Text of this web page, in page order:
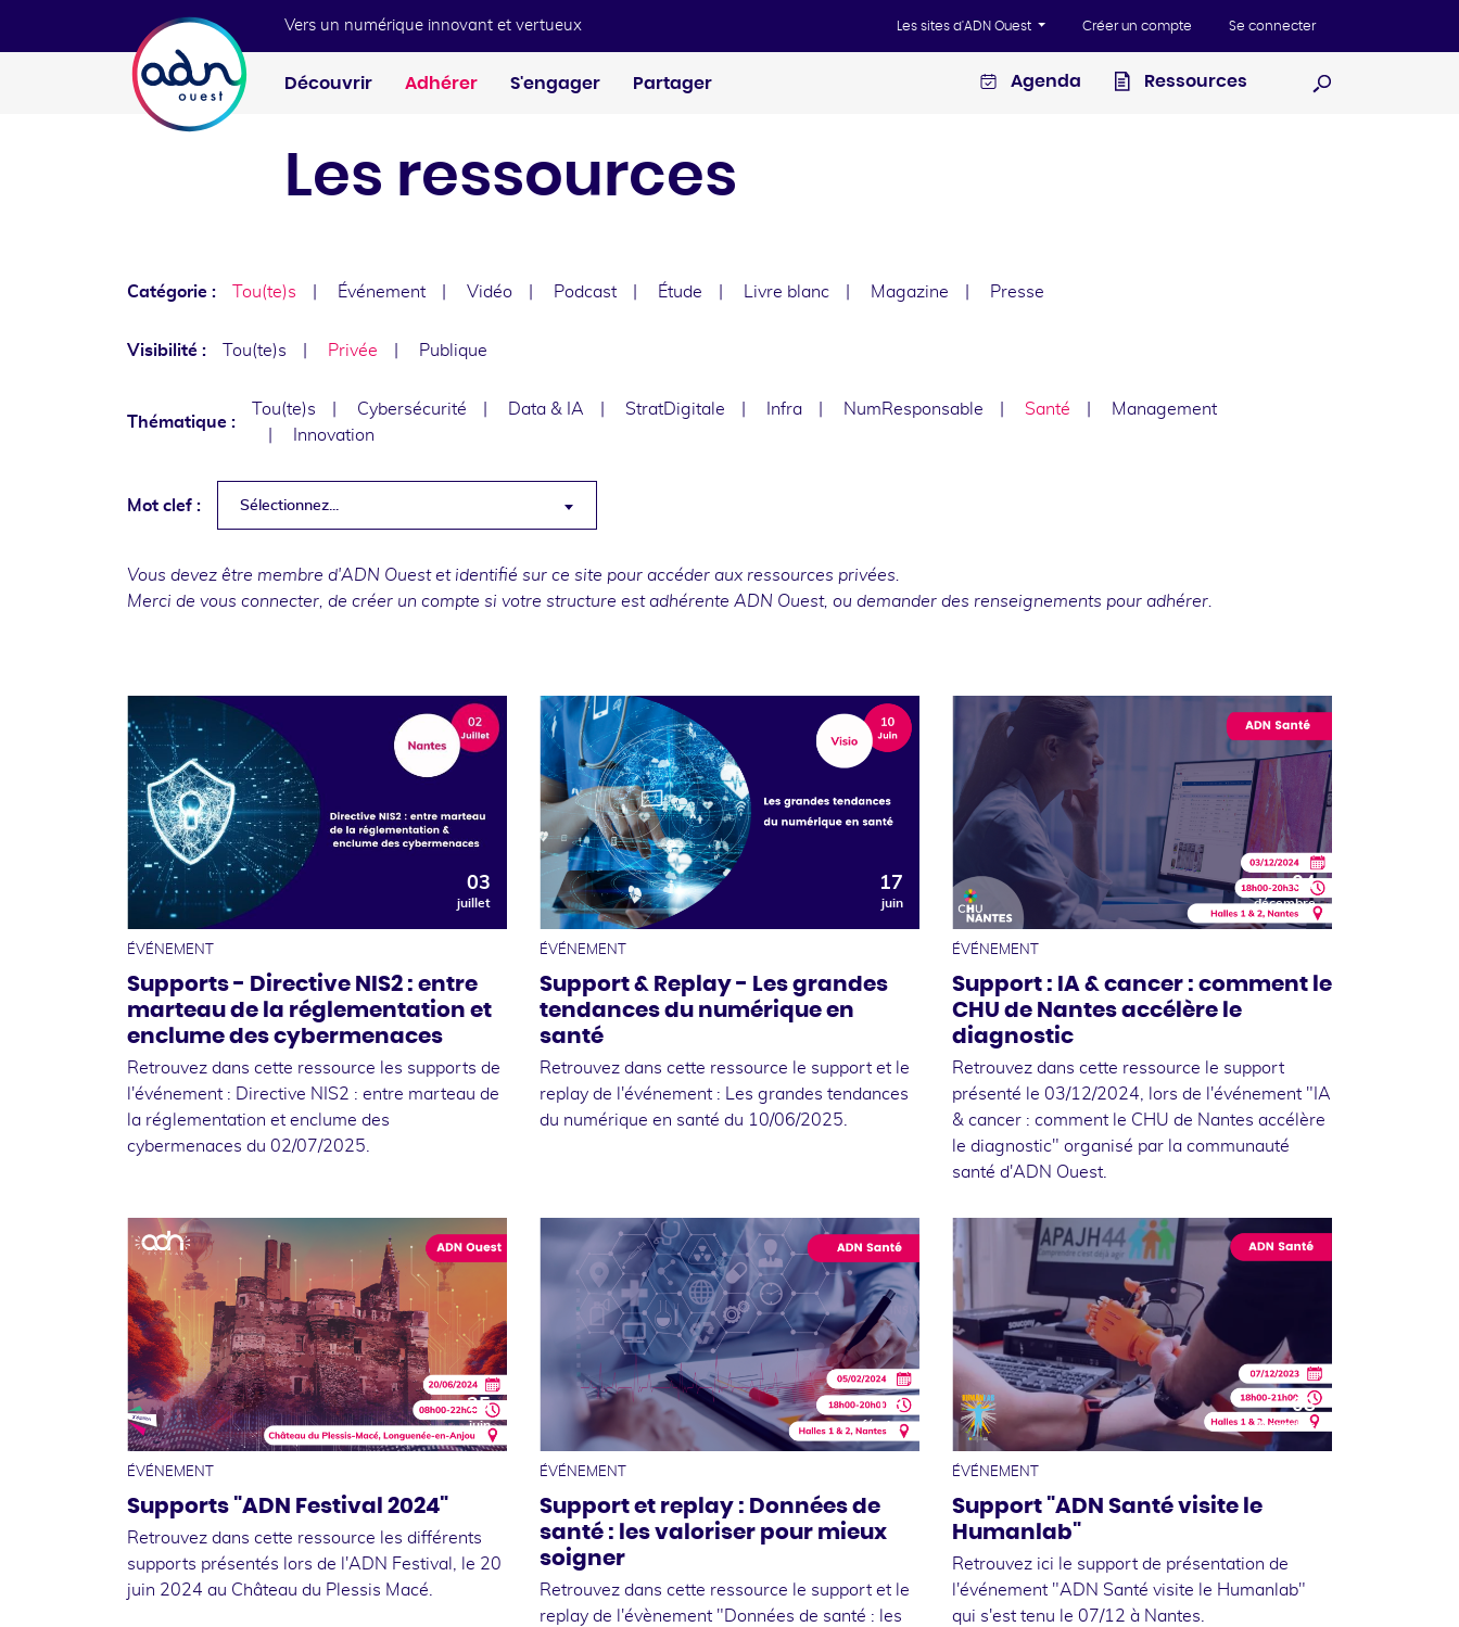
Vers un numérique innovant et vertueux Les sites d'ADN Ouest Créer un compte Se connecter
Découvrir Adhérer S'engager Partager Agenda
Ressources
Les ressources
Catégorie : Tou(te)s Événement Vidéo Podcast Étude Livre blanc Magazine Presse
Visibilité : Tou(te)s Privée Publique
Thématique :
Tou(te)s Cybersécurité Data & IA StratDigitale Infra NumResponsable Santé
Management
Innovation
Mot clef : Sélectionnez...
Vous devez être membre d'ADN Ouest et identifié sur ce site pour accéder aux ressources privées.
Merci de vous connecter, de créer un compte si votre structure est adhérente ADN Ouest, ou demander des renseignements pour adhérer.
03
juillet
ÉVÉNEMENT
Supports - Directive NIS2 : entre
marteau de la réglementation et
enclume des cybermenaces
Retrouvez dans cette ressource les supports de
l'événement : Directive NIS2 : entre marteau de
la réglementation et enclume des
cybermenaces du 02/07/2025.
17
juin
ÉVÉNEMENT
Support & Replay - Les grandes
tendances du numérique en
santé
Retrouvez dans cette ressource le support et le
replay de l'événement : Les grandes tendances
du numérique en santé du 10/06/2025.
04
décembre
ÉVÉNEMENT
Support : IA & cancer : comment le
CHU de Nantes accélère le
diagnostic
Retrouvez dans cette ressource le support
présenté le 03/12/2024, lors de l'événement "IA
& cancer : comment le CHU de Nantes accélère
le diagnostic" organisé par la communauté
santé d'ADN Ouest.
25
juin
ÉVÉNEMENT
Supports "ADN Festival 2024"
Retrouvez dans cette ressource les différents
supports présentés lors de l'ADN Festival, le 20
juin 2024 au Château du Plessis Macé.
06
février
ÉVÉNEMENT
Support et replay : Données de
santé : les valoriser pour mieux
soigner
Retrouvez dans cette ressource le support et le
replay de l'évènement "Données de santé : les
08
décembre
ÉVÉNEMENT
Support "ADN Santé visite le
Humanlab"
Retrouvez ici le support de présentation de
l'événement "ADN Santé visite le Humanlab"
qui s'est tenu le 07/12 à Nantes.